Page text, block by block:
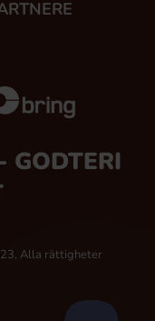
GODTERI
Alla rättigheter